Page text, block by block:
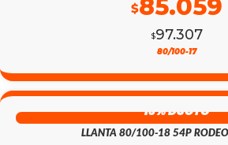
$97.307
PRECIO
ORIGINAL
$85.059
PRECIO
ACTUAL
80/100-17
13% DSCTO
LLANTA 80/100-18 54P